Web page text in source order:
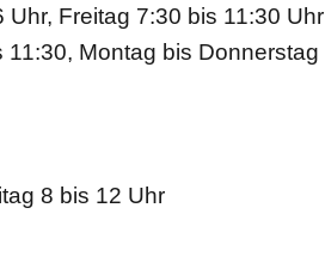
Freitag 7:30 bis 11:30 Uhr
Montag bis Donnerstag
8 bis 12 Uhr